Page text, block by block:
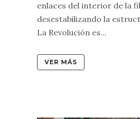
enlaces del interior de la
desestabilizando la
La Revolución es...
VER MÁS